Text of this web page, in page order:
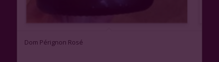
Dom Pérignon Rosé